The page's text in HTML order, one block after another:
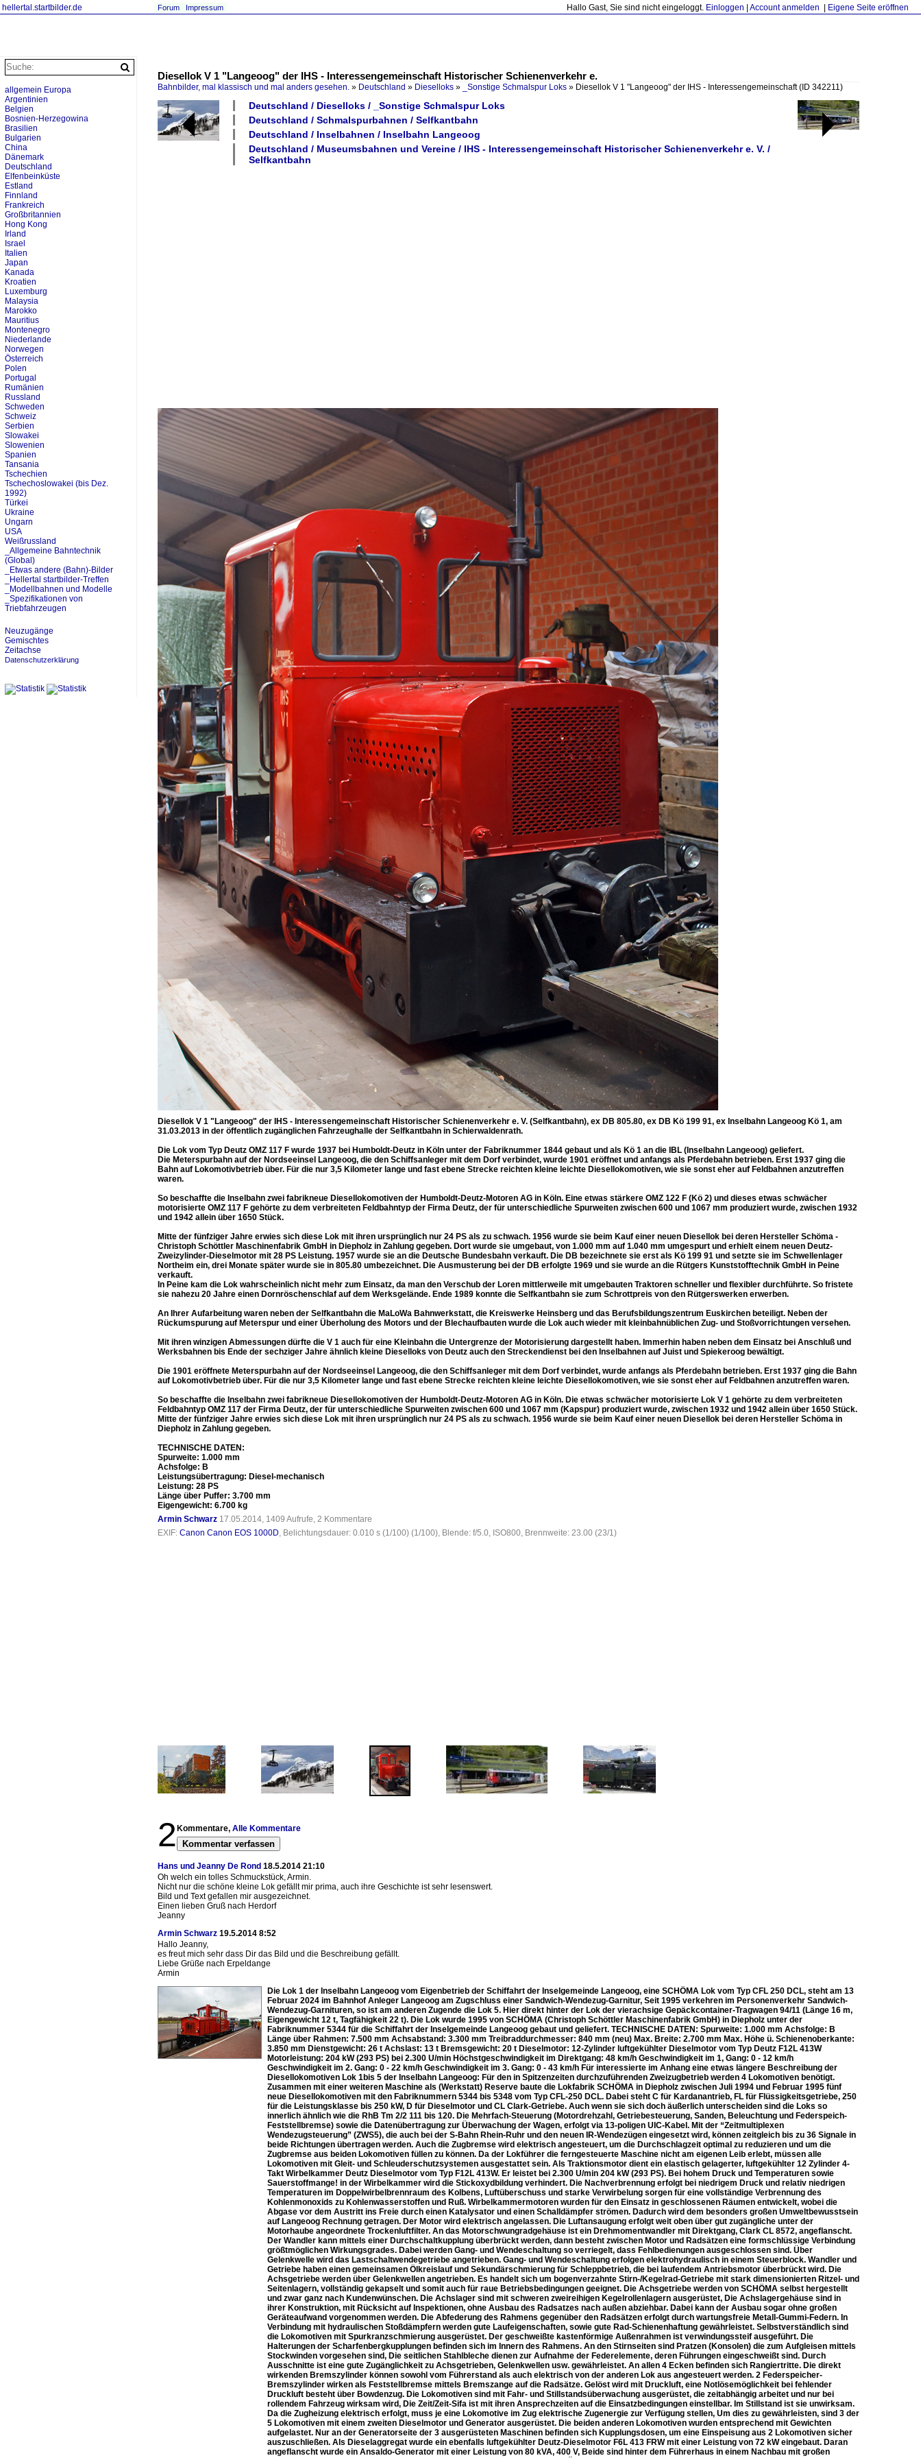
hellertal.startbilder.de Hallo Gast, Sie sind nicht eingeloggt. Einloggen Account anmelden Eigene Seite eröffnen
Forum Impressum
Diesellok V 1 "Langeoog" der IHS - Interessengemeinschaft Historischer Schienenverkehr e.
Bahnbilder, mal klassisch und mal anders gesehen. » Deutschland » Dieselloks » _Sonstige Schmalspur Loks » Diesellok V 1 "Langeoog" der IHS - Interessengemeinschaft(ID 342211)
Deutschland / Dieselloks / _Sonstige Schmalspur Loks
Deutschland / Schmalspurbahnen / Selfkantbahn
Deutschland / Inselbahnen / Inselbahn Langeoog
Deutschland / Museumsbahnen und Vereine / IHS - Interessengemeinschaft Historischer Schienenverkehr e. V. /
Selfkantbahn
Diesellok V 1 "Langeoog" der IHS - Interessengemeinschaft Historischer Schienenverkehr e. V. (Selfkantbahn), ex DB 805.80, ex DB Kö 199 91, ex Inselbahn Langeoog Kö 1, am
31.03.2013 in der öffentlich zugänglichen Fahrzeughalle der Selfkantbahn in Schierwaldenrath.
Die Lok vom Typ Deutz OMZ 117 F wurde 1937 bei Humboldt-Deutz in Köln unter der Fabriknummer 1844 gebaut und als Kö 1 an die IBL (Inselbahn Langeoog) geliefert.
Die Meterspurbahn auf der Nordseeinsel Langeoog, die den Schiffsanleger mit dem Dorf verbindet, wurde 1901 eröffnet und anfangs als Pferdebahn betrieben. Erst 1937 ging die
Bahn auf Lokomotivbetrieb über. Für die nur 3,5 Kilometer lange und fast ebene Strecke reichten kleine leichte Diesellokomotiven, wie sie sonst eher auf Feldbahnen anzutreffen
waren.
So beschaffte die Inselbahn zwei fabrikneue Diesellokomotiven der Humboldt-Deutz-Motoren AG in Köln. Eine etwas stärkere OMZ 122 F (Kö 2) und dieses etwas schwächer
motorisierte OMZ 117 F gehörte zu dem verbreiteten Feldbahntyp der Firma Deutz, der für unterschiedliche Spurweiten zwischen 600 und 1067 mm produziert wurde, zwischen 1932
und 1942 allein über 1650 Stück.
Mitte der fünfziger Jahre erwies sich diese Lok mit ihren ursprünglich nur 24 PS als zu schwach. 1956 wurde sie beim Kauf einer neuen Diesellok bei deren Hersteller Schöma -
Christoph Schöttler Maschinenfabrik GmbH in Diepholz in Zahlung gegeben. Dort wurde sie umgebaut, von 1.000 mm auf 1.040 mm umgespurt und erhielt einem neuen Deutz-
Zweizylinder-Dieselmotor mit 28 PS Leistung. 1957 wurde sie an die Deutsche Bundesbahn verkauft. Die DB bezeichnete sie erst als Kö 199 91 und setzte sie im Schwellenlager
Northeim ein, drei Monate später wurde sie in 805.80 umbezeichnet. Die Ausmusterung bei der DB erfolgte 1969 und sie wurde an die Rütgers Kunststofftechnik GmbH in Peine
verkauft.
In Peine kam die Lok wahrscheinlich nicht mehr zum Einsatz, da man den Verschub der Loren mittlerweile mit umgebauten Traktoren schneller und flexibler durchführte. So fristete
sie nahezu 20 Jahre einen Dornröschenschlaf auf dem Werksgelände. Ende 1989 konnte die Selfkantbahn sie zum Schrottpreis von den Rütgerswerken erwerben.
An Ihrer Aufarbeitung waren neben der Selfkantbahn die MaLoWa Bahnwerkstatt, die Kreiswerke Heinsberg und das Berufsbildungszentrum Euskirchen beteiligt. Neben der
Rückumspurung auf Meterspur und einer Überholung des Motors und der Blechaufbauten wurde die Lok auch wieder mit kleinbahnüblichen Zug- und Stoßvorrichtungen versehen.
Mit ihren winzigen Abmessungen dürfte die V 1 auch für eine Kleinbahn die Untergrenze der Motorisierung dargestellt haben. Immerhin haben neben dem Einsatz bei Anschluß­ und
Werksbahnen bis Ende der sechziger Jahre ähnlich kleine Dieselloks von Deutz auch den Streckendienst bei den Inselbahnen auf Juist und Spiekeroog bewältigt.
Die 1901 eröffnete Meterspurbahn auf der Nordseeinsel Langeoog, die den Schiffsanleger mit dem Dorf verbindet, wurde anfangs als Pferdebahn betrieben. Erst 1937 ging die Bahn
auf Lokomotivbetrieb über. Für die nur 3,5 Kilometer lange und fast ebene Strecke reichten kleine leichte Diesellokomotiven, wie sie sonst eher auf Feldbahnen anzutreffen waren.
So beschaffte die Inselbahn zwei fabrikneue Diesellokomotiven der Humboldt-Deutz-Motoren AG in Köln. Die etwas schwächer motorisierte Lok V 1 gehörte zu dem verbreiteten
Feldbahntyp OMZ 117 der Firma Deutz, der für unterschiedliche Spurweiten zwischen 600 und 1067 mm (Kapspur) produziert wurde, zwischen 1932 und 1942 allein über 1650 Stück.
Mitte der fünfziger Jahre erwies sich diese Lok mit ihren ursprünglich nur 24 PS als zu schwach. 1956 wurde sie beim Kauf einer neuen Diesellok bei deren Hersteller Schöma in
Diepholz in Zahlung gegeben.
TECHNISCHE DATEN:
Spurweite: 1.000 mm
Achsfolge: B
Leistungsübertragung: Diesel-mechanisch
Leistung: 28 PS
Länge über Puffer: 3.700 mm
Eigengewicht: 6.700 kg
Armin Schwarz 17.05.2014, 1409 Aufrufe, 2 Kommentare
EXIF: Canon Canon EOS 1000D, Belichtungsdauer: 0.010 s (1/100) (1/100), Blende: f/5.0, ISO800, Brennweite: 23.00 (23/1)
2 Kommentare, Alle Kommentare
Kommentar verfassen
Hans und Jeanny De Rond 18.5.2014 21:10
Oh welch ein tolles Schmuckstück, Armin.
Nicht nur die schöne kleine Lok gefällt mir prima, auch ihre Geschichte ist sehr lesenswert.
Bild und Text gefallen mir ausgezeichnet.
Einen lieben Gruß nach Herdorf
Jeanny
Armin Schwarz 19.5.2014 8:52
Hallo Jeanny,
es freut mich sehr dass Dir das Bild und die Beschreibung gefällt.
Liebe Grüße nach Erpeldange
Armin
Die Lok 1 der Inselbahn Langeoog vom Eigenbetrieb der Schiffahrt der Inselgemeinde Langeoog, eine SCHÖMA Lok vom Typ CFL 250 DCL, steht am 13
Februar 2024 im Bahnhof Anleger Langeoog am Zugschluss einer Sandwich-Wendezug-Garnitur, Seit 1995 verkehren im Personenverkehr Sandwich-
Wendezug-Garnituren, so ist am anderen Zugende die Lok 5. Hier direkt hinter der Lok der vierachsige Gepäckcontainer-Tragwagen 94/11 (Länge 16 m,
Eigengewicht 12 t, Tagfähigkeit 22 t). Die Lok wurde 1995 von SCHÖMA (Christoph Schöttler Maschinenfabrik GmbH) in Diepholz unter der
Fabriknummer 5344 für die Schiffahrt der Inselgemeinde Langeoog gebaut und geliefert. TECHNISCHE DATEN: Spurweite: 1.000 mm Achsfolge: B
Länge über Rahmen: 7.500 mm Achsabstand: 3.300 mm Treibraddurchmesser: 840 mm (neu) Max. Breite: 2.700 mm Max. Höhe ü. Schienenoberkante:
3.850 mm Dienstgewicht: 26 t Achslast: 13 t Bremsgewicht: 20 t Dieselmotor: 12-Zylinder luftgekühlter Dieselmotor vom Typ Deutz F12L 413W
Motorleistung: 204 kW (293 PS) bei 2.300 U/min Höchstgeschwindigkeit im Direktgang: 48 km/h Geschwindigkeit im 1, Gang: 0 - 12 km/h
Geschwindigkeit im 2. Gang: 0 - 22 km/h Geschwindigkeit im 3. Gang: 0 - 43 km/h Für interessierte im Anhang eine etwas längere Beschreibung der
Diesellokomotiven Lok 1bis 5 der Inselbahn Langeoog: Für den in Spitzenzeiten durchzuführenden Zweizugbetrieb werden 4 Lokomotiven benötigt.
Zusammen mit einer weiteren Maschine als (Werkstatt) Reserve baute die Lokfabrik SCHÖMA in Diepholz zwischen Juli 1994 und Februar 1995 fünf
neue Diesellokomotiven mit den Fabriknummern 5344 bis 5348 vom Typ CFL-250 DCL. Dabei steht C für Kardanantrieb, FL für Flüssigkeitsgetriebe, 250
für die Leistungsklasse bis 250 kW, D für Dieselmotor und CL Clark-Getriebe. Auch wenn sie sich doch äußerlich unterscheiden sind die Loks so
innerlich ähnlich wie die RhB Tm 2/2 111 bis 120. Die Mehrfach-Steuerung (Motordrehzahl, Getriebesteuerung, Sanden, Beleuchtung und Federspeich-
Feststellbremse) sowie die Datenübertragung zur Überwachung der Wagen, erfolgt via 13-poligen UIC-Kabel. Mit der “Zeitmultiplexen
Wendezugsteuerung” (ZWS5), die auch bei der S-Bahn Rhein-Ruhr und den neuen IR-Wendezügen eingesetzt wird, können zeitgleich bis zu 36 Signale in
beide Richtungen übertragen werden. Auch die Zugbremse wird elektrisch angesteuert, um die Durchschlagzeit optimal zu reduzieren und um die
Zugbremse aus beiden Lokomotiven füllen zu können. Da der Lokführer die ferngesteuerte Maschine nicht am eigenen Leib erlebt, müssen alle
Lokomotiven mit Gleit- und Schleuderschutzsystemen ausgestattet sein. Als Traktionsmotor dient ein elastisch gelagerter, luftgekühlter 12 Zylinder 4-
Takt Wirbelkammer Deutz Dieselmotor vom Typ F12L 413W. Er leistet bei 2.300 U/min 204 kW (293 PS). Bei hohem Druck und Temperaturen sowie
Sauerstoffmange! in der Wirbelkammer wird die Stickoxydbildung verhindert. Die Nachverbrennung erfolgt bei niedrigem Druck und relativ niedrigen
Temperaturen im Doppelwirbelbrennraum des Kolbens, Luftüberschuss und starke Verwirbelung sorgen für eine vollständige Verbrennung des
Kohlenmonoxids zu Kohlenwasserstoffen und Ruß. Wirbelkammermotoren wurden für den Einsatz in geschlossenen Räumen entwickelt, wobei die
Abgase vor dem Austritt ins Freie durch einen Katalysator und einen Schalldämpfer strömen. Dadurch wird dem besonders großen Umweltbewusstsein
auf Langeoog Rechnung getragen. Der Motor wird elektrisch angelassen. Die Luftansaugung erfolgt weit oben über gut zugängliche unter der
Motorhaube angeordnete Trockenluftfilter. An das Motorschwungradgehäuse ist ein Drehmomentwandler mit Direktgang, Clark CL 8572, angeflanscht.
Der Wandler kann mittels einer Durchschaltkupplung überbrückt werden, dann besteht zwischen Motor und Radsätzen eine formschlüssige Verbindung
größtmöglichen Wirkungsgrades. Dabei werden Gang- und Wendeschaltung so verriegelt, dass Fehlbedienungen ausgeschlossen sind. Über
Gelenkwelle wird das Lastschaltwendegetriebe angetrieben. Gang- und Wendeschaltung erfolgen elektrohydraulisch in einem Steuerblock. Wandler und
Getriebe haben einen gemeinsamen Ölkreislauf und Sekundärschmierung für Schleppbetrieb, die bei laufendem Antriebsmotor überbrückt wird. Die
Achsgetriebe werden über Gelenkwellen angetrieben. Es handelt sich um bogenverzahnte Stirn-/Kegelrad-Getriebe mit stark dimensionierten Ritzel- und
Seitenlagern, vollständig gekapselt und somit auch für raue Betriebsbedingungen geeignet. Die Achsgetriebe werden von SCHÖMA selbst hergestellt
und zwar ganz nach Kundenwünschen. Die Achslager sind mit schweren zweireihigen Kegelrollenlagern ausgerüstet, Die Achslagergehäuse sind in
ihrer Konstruktion, mit Rücksicht auf Inspektionen, ohne Ausbau des Radsatzes nach außen abziehbar. Dabei kann der Ausbau sogar ohne großen
Geräteaufwand vorgenommen werden. Die Abfederung des Rahmens gegenüber den Radsätzen erfolgt durch wartungsfreie Metall-Gummi-Federn. In
Verbindung mit hydraulischen Stoßdämpfern werden gute Laufeigenschaften, sowie gute Rad-Schienenhaftung gewährleistet. Selbstverständlich sind
die Lokomotiven mit Spurkranzschmierung ausgerüstet. Der geschweißte kastenförmige Außenrahmen ist verwindungssteif ausgeführt. Die
Halterungen der Scharfenbergkupplungen befinden sich im Innern des Rahmens. An den Stirnseiten sind Pratzen (Konsolen) die zum Aufgleisen mittels
Stockwinden vorgesehen sind, Die seitlichen Stahlbleche dienen zur Aufnahme der Federelemente, deren Führungen eingeschweißt sind. Durch
Ausschnitte ist eine gute Zugänglichkeit zu Achsgetrieben, Gelenkwellen usw. gewährleistet. An allen 4 Ecken befinden sich Rangiertritte. Die direkt
wirkenden Bremszylinder können sowohl vom Führerstand als auch elektrisch von der anderen Lok aus angesteuert werden. 2 Federspeicher-
Bremszylinder wirken als Feststellbremse mittels Bremszange auf die Radsätze. Gelöst wird mit Druckluft, eine Notlösemöglichkeit bei fehlender
Druckluft besteht über Bowdenzug. Die Lokomotiven sind mit Fahr- und Stillstandsüberwachung ausgerüstet, die zeitabhängig arbeitet und nur bei
rollendem Fahrzeug wirksam wird, Die Zeit/Zeit-Sifa ist mit ihren Ansprechzeiten auf die Einsatzbedingungen einstellbar. Im Stillstand ist sie unwirksam.
Da die Zugheizung elektrisch erfolgt, muss je eine Lokomotive im Zug elektrische Zugenergie zur Verfügung stellen, Um dies zu gewährleisten, sind 3 der
5 Lokomotiven mit einem zweiten Dieselmotor und Generator ausgerüstet. Die beiden anderen Lokomotiven wurden entsprechend mit Gewichten
aufgelastet. Nur an der Generatorseite der 3 ausgerüsteten Maschinen befinden sich Kupplungsdosen, um eine Einspeisung aus 2 Lokomotiven sicher
auszuschließen. Als Dieselaggregat wurde ein ebenfalls luftgekühlter Deutz-Dieselmotor F6L 413 FRW mit einer Leistung von 72 kW eingebaut. Daran
angeflanscht wurde ein Ansaldo-Generator mit einer Leistung von 80 kVA, 400 V, Beide sind hinter dem Führerhaus in einem Nachbau mit großen
allgemein Europa
Argentinien
Belgien
Bosnien-Herzegowina
Brasilien
Bulgarien
China
Dänemark
Deutschland
Elfenbeinküste
Estland
Finnland
Frankreich
Großbritannien
Hong Kong
Irland
Israel
Italien
Japan
Kanada
Kroatien
Luxemburg
Malaysia
Marokko
Mauritius
Montenegro
Niederlande
Norwegen
Österreich
Polen
Portugal
Rumänien
Russland
Schweden
Schweiz
Serbien
Slowakei
Slowenien
Spanien
Tansania
Tschechien
Tschechoslowakei (bis Dez.
1992)
Türkei
Ukraine
Ungarn
USA
Weißrussland
_Allgemeine Bahntechnik
(Global)
_Etwas andere (Bahn)-Bilder
_Hellertal startbilder-Treffen
_Modellbahnen und Modelle
_Spezifikationen von
Triebfahrzeugen
Neuzugänge
Gemischtes
Zeitachse
Datenschutzerklärung